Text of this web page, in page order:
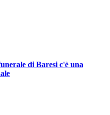
di Baresi c'è una